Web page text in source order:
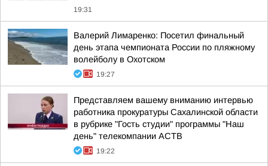
19:31
Валерий Лимаренко: Посетил финальный
день этапа чемпионата России по пляжному
волейболу в Охотском
19:27
Представляем вашему вниманию интервью
работника прокуратуры Сахалинской области
в рубрике "Гость студии" программы "Наш
день" телекомпании АСТВ
19:22